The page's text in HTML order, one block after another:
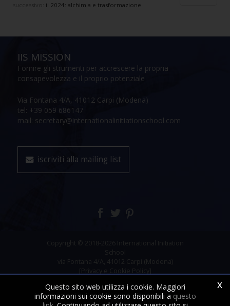
il 2024: alchimia e trasformazione
IIS MISSION
Fornire gli strumenti per accrescere la propria
consapevolezza e il proprio potenziale
Via Fontana 4/A, 41012 Carpi (Modena)
tel: +39 059 686147
mail: secretary@internationalinitiationschool.com
iscriviti alla mailing list
Copyright © 2018-2026 International Initiation
School
via Fontana 4/A, 41012 Carpi (Modena)
[Privacy e Cookie Policy]
x
Questo sito web utilizza i cookie. Maggiori
informazioni sui cookie sono disponibili a questo